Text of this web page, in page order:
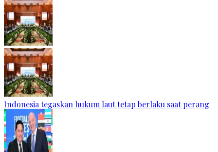
Indonesia tegaskan hukum laut tetap berlaku saat perang